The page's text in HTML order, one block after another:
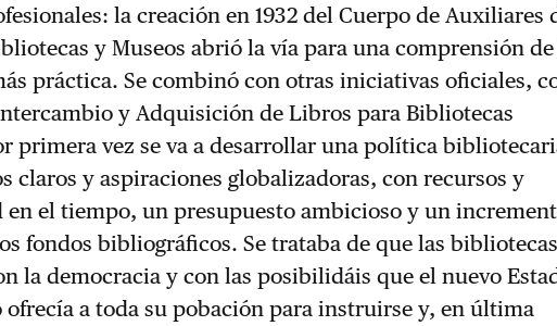
la creación en 1932 del Cuerpo de Auxiliares
y Museos abrió la vía para una comprensión
práctica. Se combinó con otras iniciativas oficiales,
y Adquisición de Libros para Bibliotecas
primera vez se va a desarrollar una política
claros y aspiraciones globalizadoras, con recursos y
el tiempo, un presupuesto ambicioso y un
fondos bibliográficos. Se trataba de que las
la democracia y con las posibilidáis que el nuevo
a toda su pobación para instruirse y, en última